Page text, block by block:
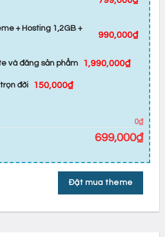
+ Hosting 1,2GB +
990,000₫
và đăng sản phẩm 1,990,000₫
đời 150,000₫
0₫
699,000₫
Đặt mua theme